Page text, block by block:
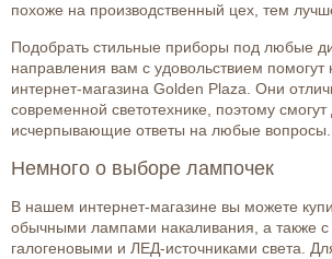
похоже на производственный цех, тем
Подобрать стильные приборы под любые
направления вам с удовольствием помогут
интернет-магазина Golden Plaza. Они
современной светотехнике, поэтому смогут
исчерпывающие ответы на любые вопросы.
Немного о выборе лампочек
В нашем интернет-магазине вы можете
обычными лампами накаливания, а также
галогеновыми и ЛЕД-источниками света.